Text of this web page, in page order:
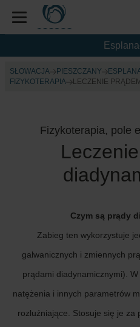
SŁOWACJA PIESZCZANY
FIZYKOTERAPIA
LECZENIE
Fizykoterapia, pole
Czym są prądy
Zabieg ten wykorzystuje
galwanicznych i zmiennych
prądami diadynamicznymi).
natężenia i innych parametrów
rozluźniające. Stosuje się je za